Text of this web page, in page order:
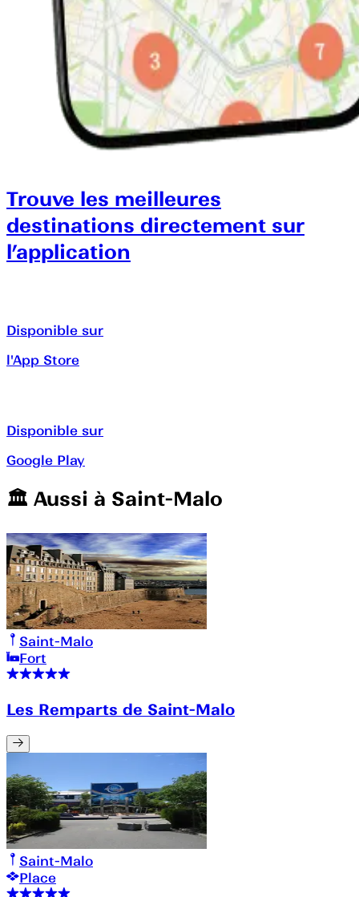
Trouve les meilleures
destinations directement sur
l’application
Disponible sur
l'App Store
Disponible sur
Google Play
🏛️️ Aussi à Saint-Malo
Saint-Malo
Fort
Les Remparts de Saint-Malo
Saint-Malo
Place